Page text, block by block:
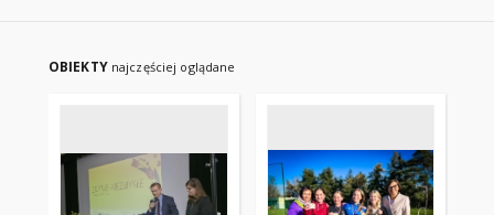
OBIEKTY najczęściej oglądane